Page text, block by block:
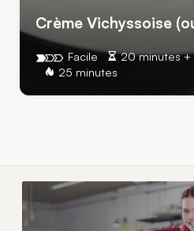
Crème Vichyssoise
20 minutes +
25 minutes
Facile